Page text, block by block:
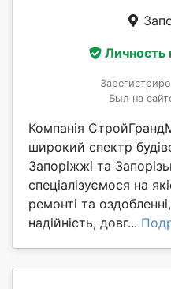
Личность
Был на
Компанія
широкий спектр
Запоріжжі та
спеціалізуємося на
ремонті та
надійність, довг...